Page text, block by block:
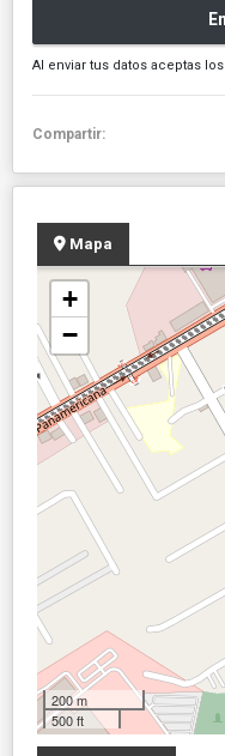
Al enviar tus datos aceptas los
Compartir:
Mapa
+
−
200 m
500 ft